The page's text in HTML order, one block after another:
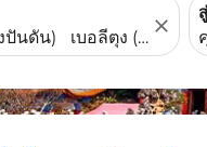
close
สู่